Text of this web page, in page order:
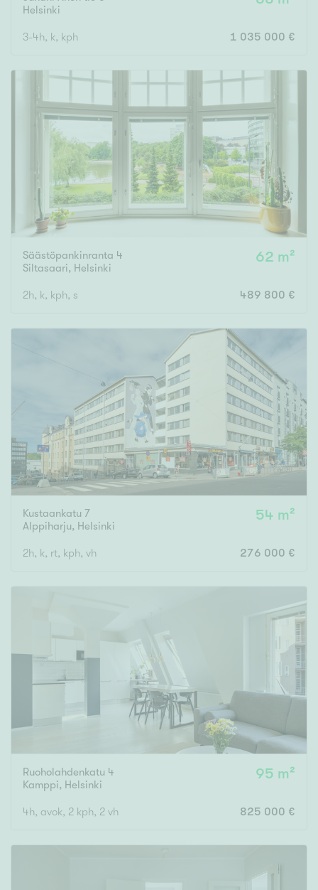
Helsinki
3-4h, k, kph 1 035 000 €
Säästöpankinranta 4
Siltasaari, Helsinki
62 m²
2h, k, kph, s 489 800 €
Kustaankatu 7
Alppiharju, Helsinki
54 m²
2h, k, rt, kph, vh 276 000 €
Ruoholahdenkatu 4
Kamppi, Helsinki
95 m²
4h, avok, 2 kph, 2 vh 825 000 €